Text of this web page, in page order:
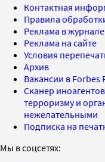
Контактная
Правила
Реклама в журнале
Реклама на сайте
Условия
Архив
Вакансии в Forbes
Сканер
терроризму и
нежелательными
Подписка на
Мы в соцсетях: